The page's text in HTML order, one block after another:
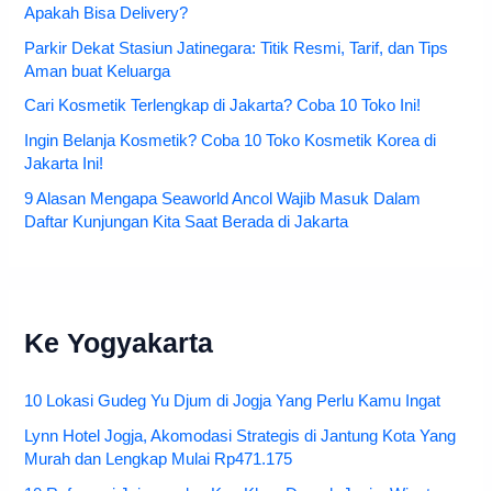
Apakah Bisa Delivery?
Parkir Dekat Stasiun Jatinegara: Titik Resmi, Tarif, dan Tips
Aman buat Keluarga
Cari Kosmetik Terlengkap di Jakarta? Coba 10 Toko Ini!
Ingin Belanja Kosmetik? Coba 10 Toko Kosmetik Korea di
Jakarta Ini!
9 Alasan Mengapa Seaworld Ancol Wajib Masuk Dalam
Daftar Kunjungan Kita Saat Berada di Jakarta
Ke Yogyakarta
10 Lokasi Gudeg Yu Djum di Jogja Yang Perlu Kamu Ingat
Lynn Hotel Jogja, Akomodasi Strategis di Jantung Kota Yang
Murah dan Lengkap Mulai Rp471.175